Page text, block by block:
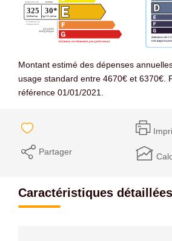
Montant estimé des dépenses
usage standard entre 4670€ et 6370€.
référence 01/01/2021.
Partager
Caractéristiques détaillées